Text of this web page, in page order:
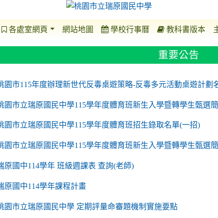
各處室網頁 網站地圖 學校行事曆 教科書版本
重要公告
sites.google.com/a/m2.ryjh.tyc.edu.tw/ryjh011/
園市115年度辦理新世代反毒桌遊策略-反毒多元活動桌遊計劃
園市立瑞原國民中學115學年度體育班新生入學暨轉學生甄選
園市立瑞原國民中學115學年度體育班招生錄取名單(一招)
園市立瑞原國民中學115學年度體育班新生入學暨轉學生甄選
原國中114學年 班級週課表 查詢(老師)
原國中114學年課程計畫
sites.google.com/a/m2.ryjh.tyc.edu.tw/ryjh011/
園市立瑞原國民中學 定期評量命審題機制實施要點